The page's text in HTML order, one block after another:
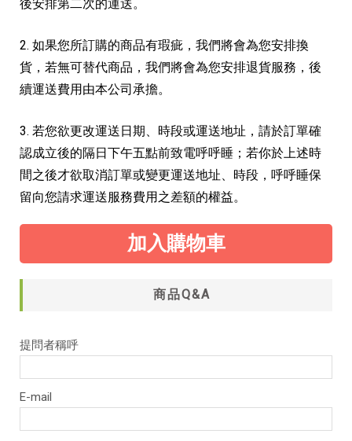
後安排第二次的運送。
2. 如果您所訂購的商品有瑕疵，我們將會為您安排換
貨，若無可替代商品，我們將會為您安排退貨服務，後
續運送費用由本公司承擔。
3. 若您欲更改運送日期、時段或運送地址，請於訂單確
認成立後的隔日下午五點前致電呼呼睡；若你於上述時
間之後才欲取消訂單或變更運送地址、時段，呼呼睡保
留向您請求運送服務費用之差額的權益。
加入購物車
商品Q&A
提問者稱呼
E-mail